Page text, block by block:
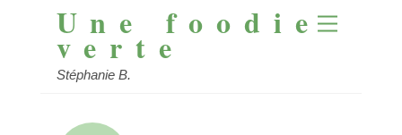
Menu
Une foodie
verte
Stéphanie B.